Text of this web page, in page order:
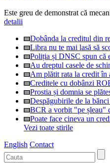
Este greu de demonstrat că
detalii
Dobânda la creditul din
Libra nu te mai lasă să
Poliția și DNSC spun că
Au dreptul casele de
Am plătit rata la credit în
Creditele cu dobânzi
Prostia și domnia se
Despăgubirile de la
BCR a vorbit "pe șleau"
Poate face cineva un
Vezi toate stirile
English Contact